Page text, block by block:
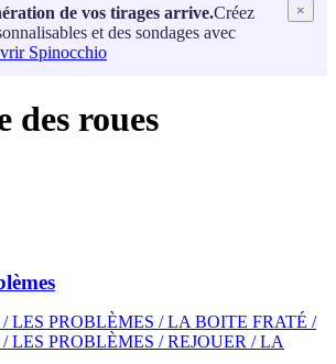
×
de vos tirages arrive.Créez
et des sondages avec
Spinocchio
des roues
LES PROBLÈMES / LA BOITE FRATÉ /
LES PROBLÈMES / REJOUER / LA